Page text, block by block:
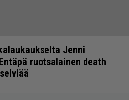
Jenni
ruotsalainen death